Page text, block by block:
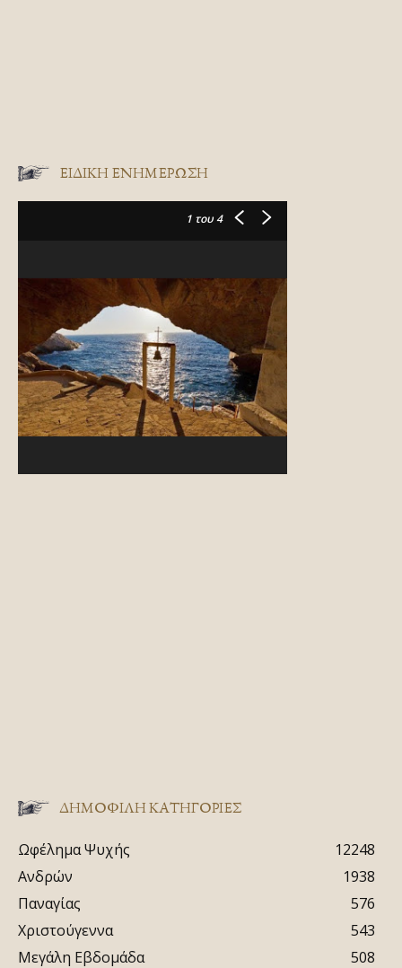
ΕΙΔΙΚΉ ΕΝΗΜΈΡΩΣΗ
1 του 4
ΔΗΜΟΦΙΛΗ ΚΑΤΗΓΟΡΙΕΣ
Ωφέλημα Ψυχής
12248
Ανδρών
1938
Παναγίας
576
Χριστούγεννα
543
Μεγάλη Εβδομάδα
508